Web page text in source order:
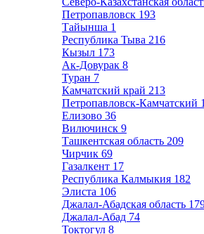
Петропавловск 193
Тайынша 1
Республика Тыва 216
Кызыл 173
Ак-Довурак 8
Туран 7
Камчатский край 213
Петропавловск-Камчатский
Елизово 36
Вилючинск 9
Ташкентская область 209
Чирчик 69
Газалкент 17
Республика Калмыкия 182
Элиста 106
Джалал-Абадская область
Джалал-Абад 74
Токтогул 8